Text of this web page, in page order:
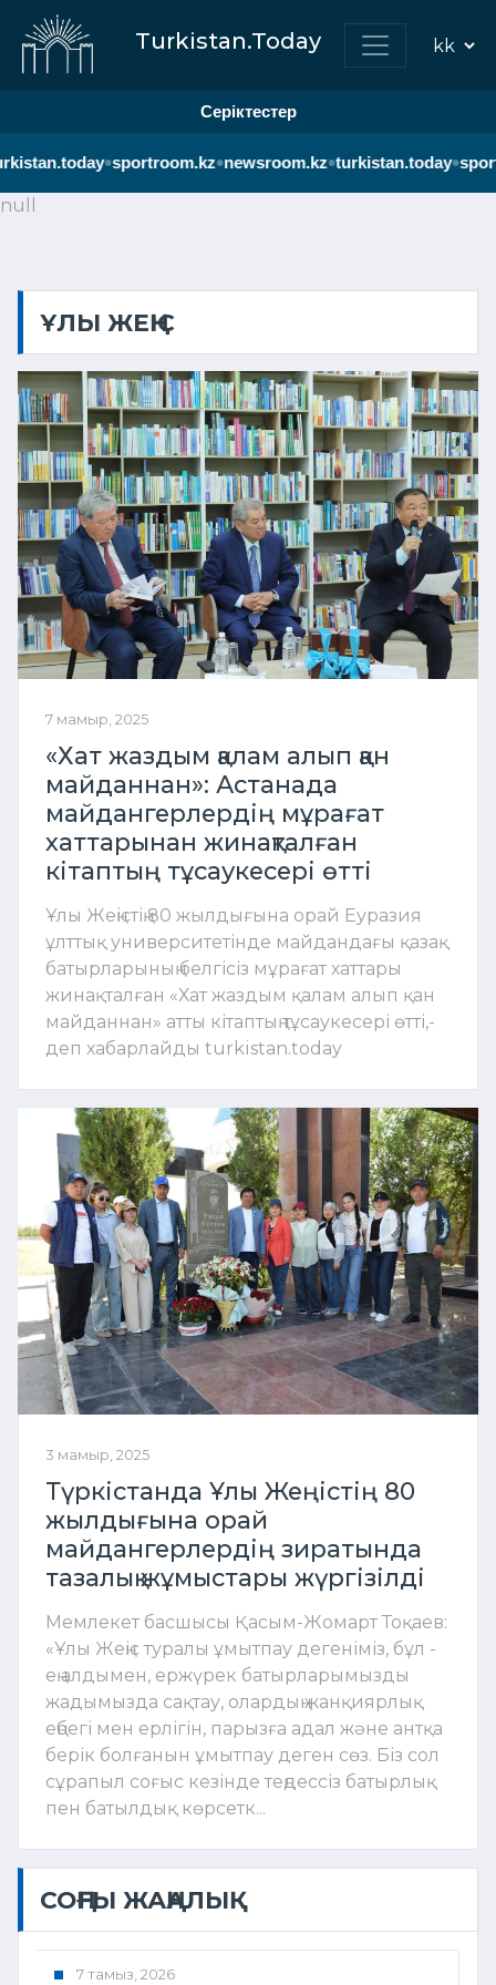
Turkistan.Today
Серіктестер
•sportroom.kz•newsroom.kz•turkistan.today•
null
ҰЛЫ ЖЕҢІС
7 мамыр, 2025
«Хат жаздым қалам алып қан
майданнан»: Астанада
майдангерлердің мұрағат
хаттарынан жинақталған
кітаптың тұсаукесері өтті
Ұлы Жеңістің 80 жылдығына орай Еуразия
ұлттық университетінде майдандағы қазақ
батырларының белгісіз мұрағат хаттары
жинақталған «Хат жаздым қалам алып қан
майданнан» атты кітаптың тұсаукесері өтті,-
деп хабарлайды turkistan.today
3 мамыр, 2025
Түркістанда Ұлы Жеңістің 80
жылдығына орай
майдангерлердің зиратында
тазалық жұмыстары жүргізілді
Мемлекет басшысы Қасым-Жомарт Тоқаев:
«Ұлы Жеңіс туралы ұмытпау дегеніміз, бұл -
ең алдымен, ержүрек батырларымызды
жадымызда сақтау, олардың жанқиярлық
еңбегі мен ерлігін, парызға адал және антқа
берік болғанын ұмытпау деген сөз. Біз сол
сұрапыл соғыс кезінде теңдессіз батырлық
пен батылдық көрсетк...
СОҢҒЫ ЖАҢАЛЫҚ
7 тамыз, 2026